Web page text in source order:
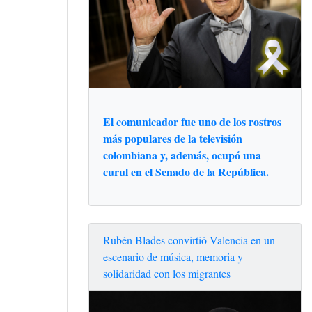
El comunicador fue uno de los rostros
más populares de la televisión
colombiana y, además, ocupó una
curul en el Senado de la República.
Rubén Blades convirtió Valencia en un
escenario de música, memoria y
solidaridad con los migrantes